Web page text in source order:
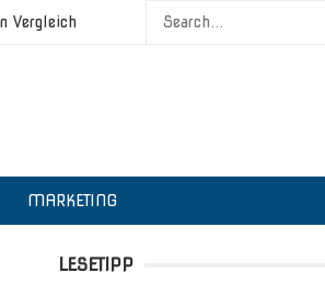
Vergleich
MARKETING
LESETIPP